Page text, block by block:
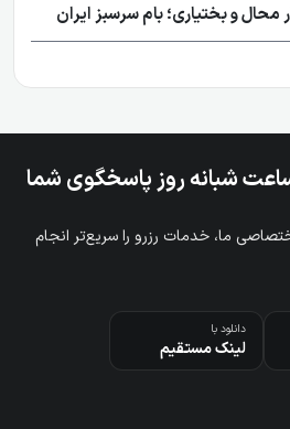
و بختیاری؛ بام سرسبز ایران
روز هفته و ۲۴ ساعت شبانه روز پاسخگوی شما
ما، خدمات رزرو را سریع‌تر انجام
دانلود با
لینک مستقیم